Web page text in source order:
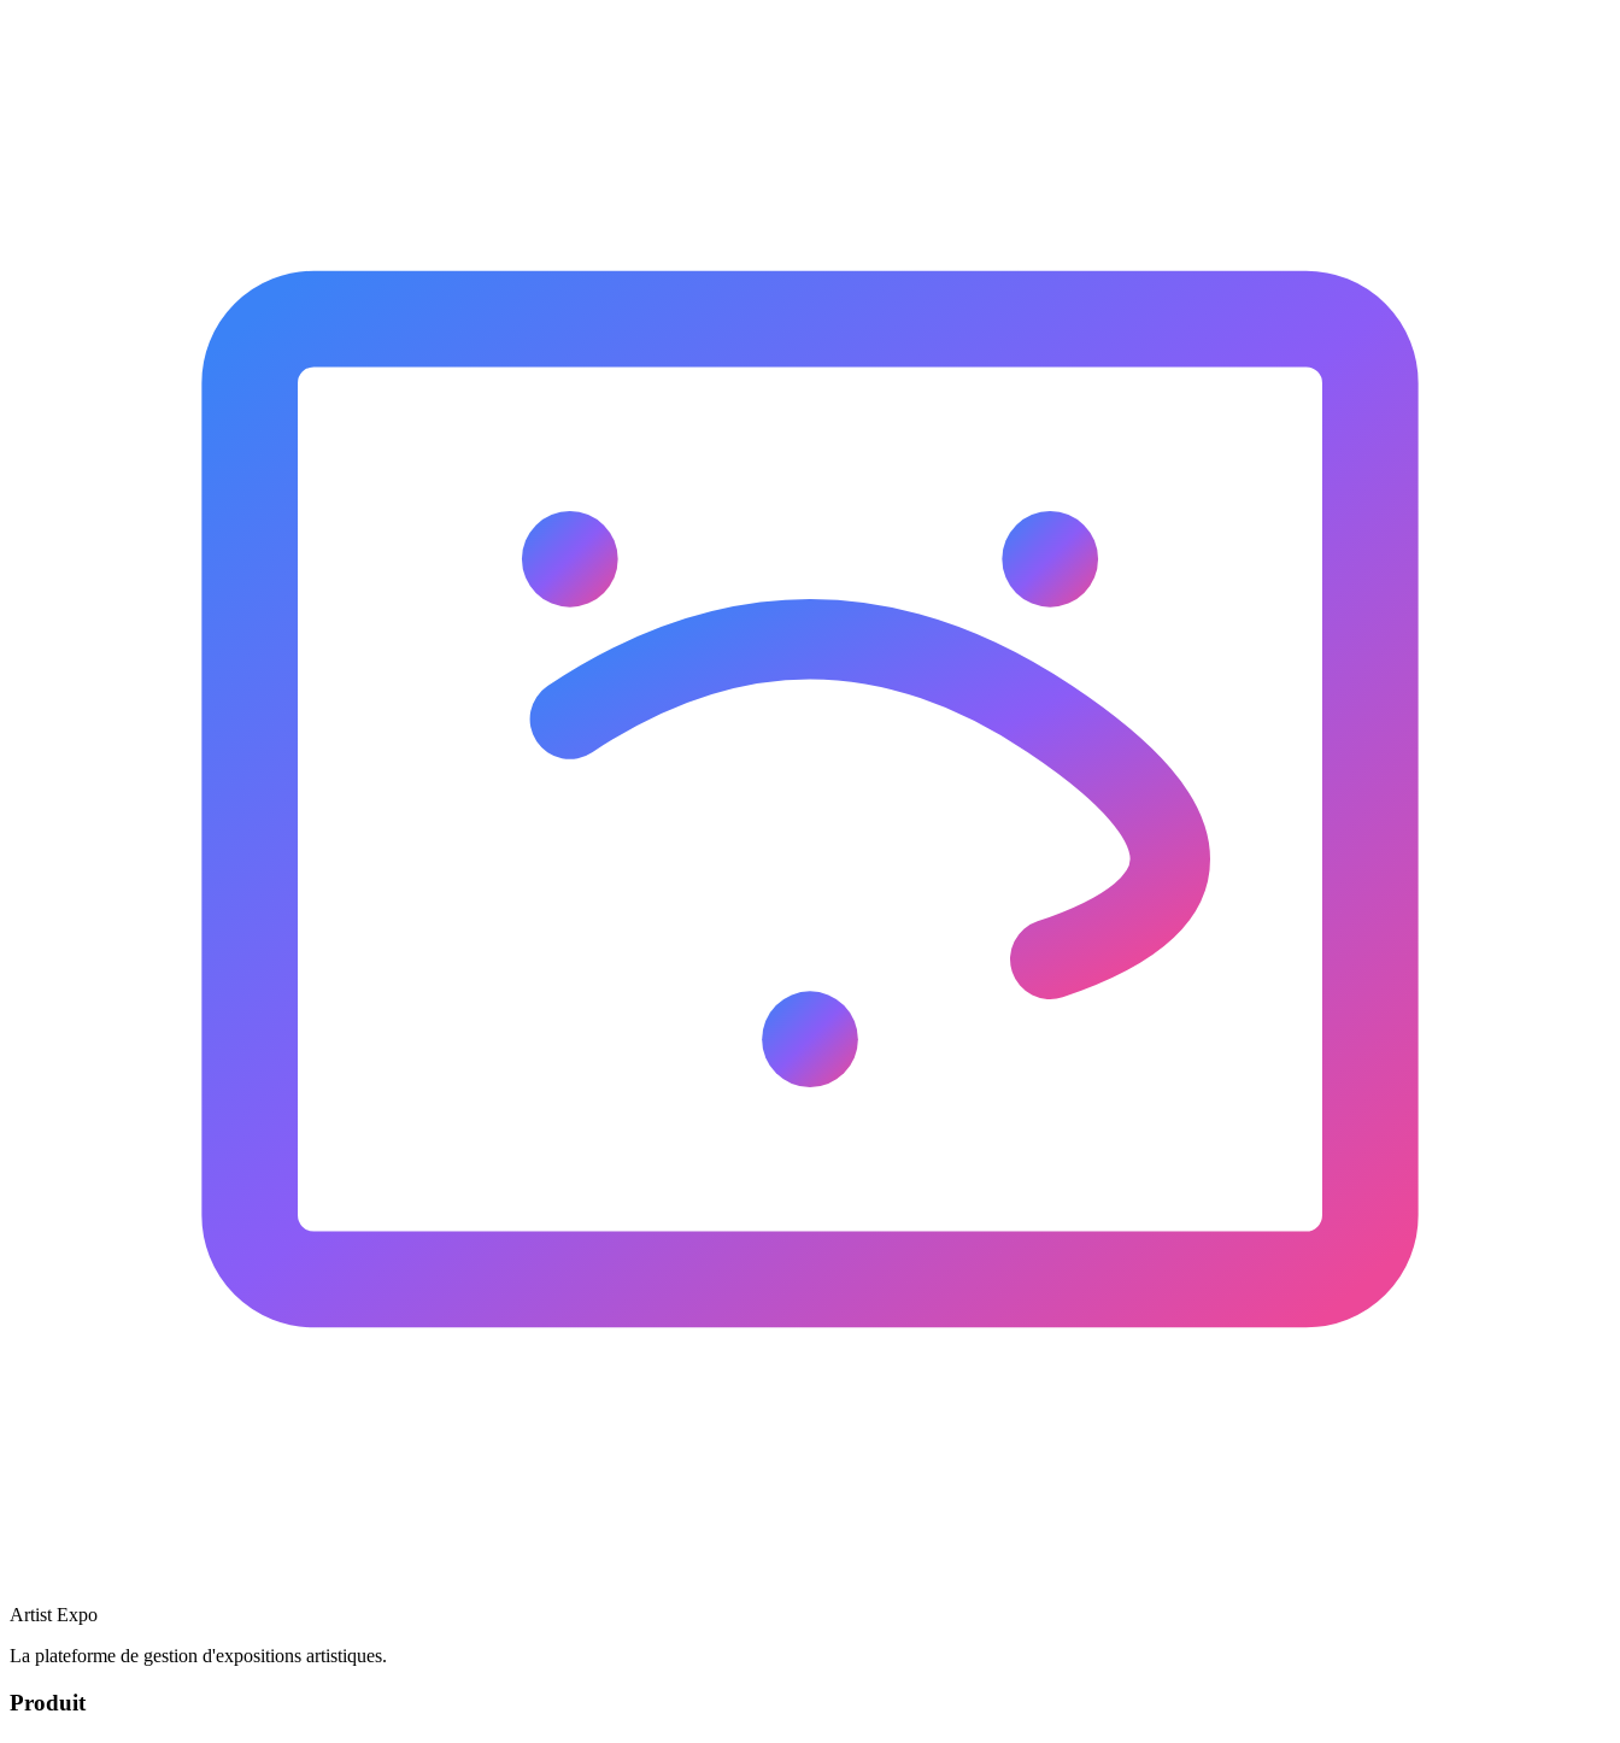
Artist Expo
La plateforme de gestion d'expositions artistiques.
Produit